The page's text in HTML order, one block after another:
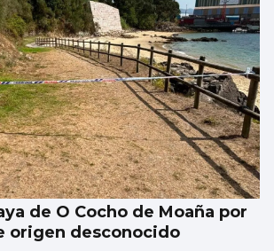
de O Cocho de Moaña por
origen desconocido